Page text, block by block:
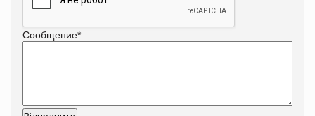
Сообщение*